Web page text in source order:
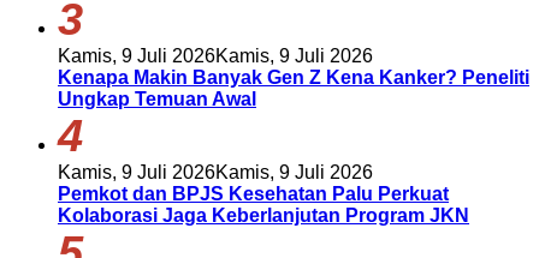
3
Kamis, 9 Juli 2026Kamis, 9 Juli 2026
Kenapa Makin Banyak Gen Z Kena Kanker? Peneliti
Ungkap Temuan Awal
4
Kamis, 9 Juli 2026Kamis, 9 Juli 2026
Pemkot dan BPJS Kesehatan Palu Perkuat
Kolaborasi Jaga Keberlanjutan Program JKN